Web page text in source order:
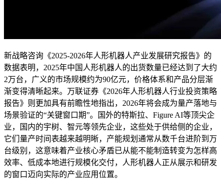
新战略咨询《2025-2026年人形机器人产业发展研究报告》的
数据表明，2025年中国人形机器人的出货数量已经达到了大约
2万台，广义的市场规模约为90亿元，价格体系和产品分层渐
渐变得清晰起来。万联证券《2026年人形机器人行业投资策略
报告》则更加具有前瞻性地指出，2026年将会成为量产落地与
场景验证的“关键窗口期”。国外的特斯拉、Figure AI等顶尖企
业，国内的宇树、智元等领先企业，这些处于供给侧的企业，
它们量产时间表越来越明晰，产能规划通常从数千台进阶到万
台级别，这意味着产业核心矛盾已从能不能制造转变为怎样高
效率、低成本地进行规模化交付，人形机器人正从展示和研发
的窗口迈向实际的产业应用位置。